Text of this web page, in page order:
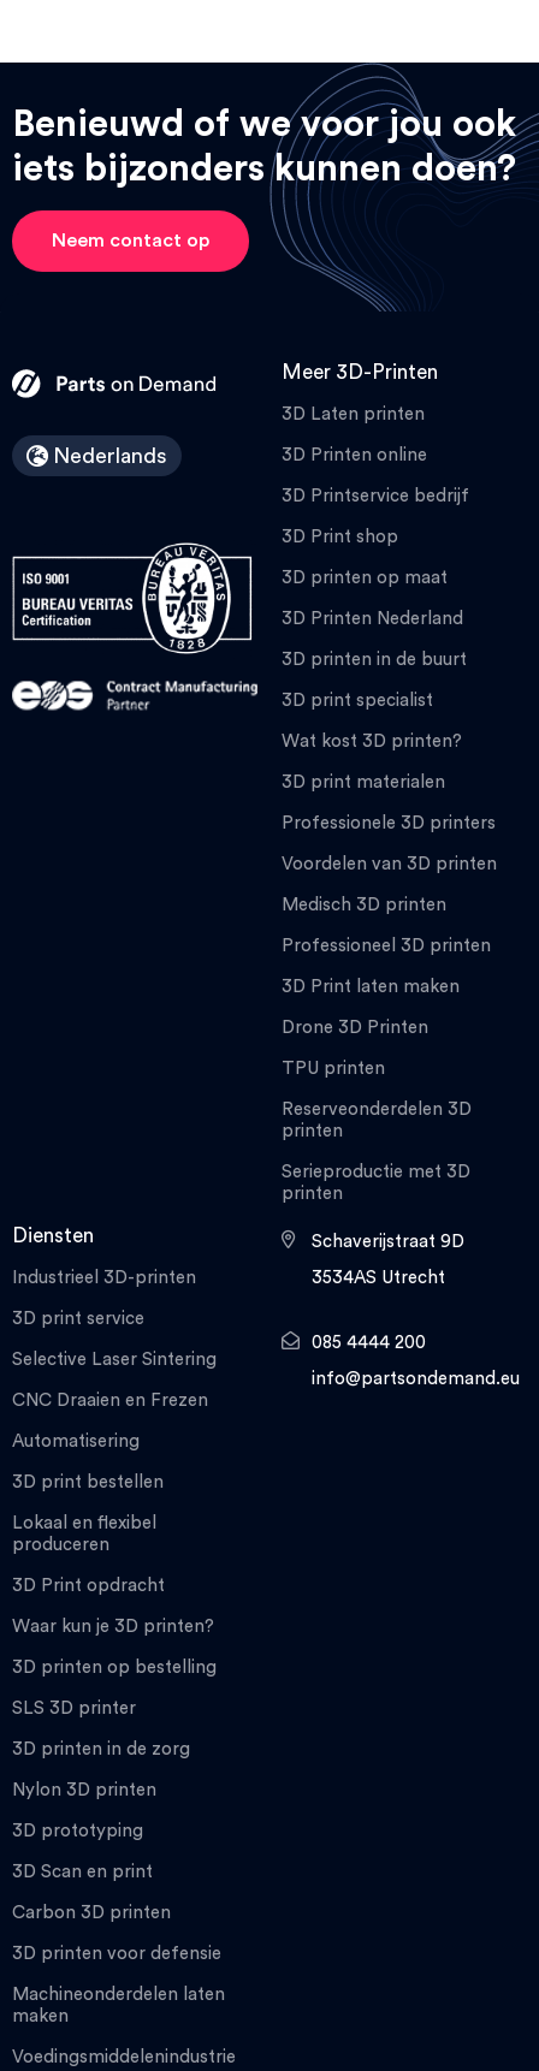
Benieuwd of we voor jou ook
iets bijzonders kunnen doen?
Neem contact op
Nederlands
Meer 3D-Printen
3D Laten printen
3D Printen online
3D Printservice bedrijf
3D Print shop
3D printen op maat
3D Printen Nederland
3D printen in de buurt
3D print specialist
Wat kost 3D printen?
3D print materialen
Professionele 3D printers
Voordelen van 3D printen
Medisch 3D printen
Professioneel 3D printen
3D Print laten maken
Drone 3D Printen
TPU printen
Reserveonderdelen 3D
printen
Serieproductie met 3D
printen
Diensten
Industrieel 3D-printen
3D print service
Selective Laser Sintering
CNC Draaien en Frezen
Automatisering
3D print bestellen
Lokaal en flexibel
produceren
3D Print opdracht
Waar kun je 3D printen?
3D printen op bestelling
SLS 3D printer
3D printen in de zorg
Nylon 3D printen
3D prototyping
3D Scan en print
Carbon 3D printen
3D printen voor defensie
Machineonderdelen laten
maken
Voedingsmiddelenindustrie
Schaverijstraat 9D
3534AS Utrecht
085 4444 200
info@partsondemand.eu